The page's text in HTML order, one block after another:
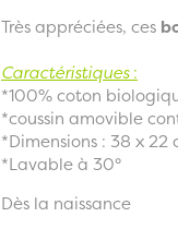
Très appréciées, ces
Caractéristiques:
*100% coton
*coussin amovible
*Dimensions : 38 x 22
*Lavable à 30°
Dès la naissance